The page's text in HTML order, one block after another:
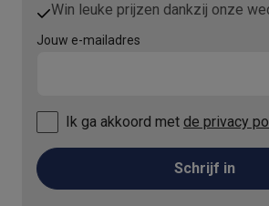
Win leuke prijzen dankzij onze
Jouw e-mailadres
Ik ga akkoord met de privacy
Schrijf in